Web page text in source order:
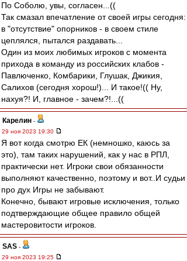
По Соболю, увы, согласен...((
Так смазал впечатление от своей игры сегодня:
в "отсутствие" опорников - в своем стиле
цеплялся, пытался раздавать...
Один из моих любимых игроков с момента
прихода в команду из российских клабов -
Павлюченко, Комбарики, Глушак, Джикия,
Салихов (сегодня хорош!)... И такое!(( Ну,
нахуя?! И, главное - зачем?!...((
Карелин -
29 ноя 2023 19:30
Я вот когда смотрю ЕК (немношко, каюсь за
это), там таких нарушений, как у нас в РПЛ,
практически нет. Игроки свои обязанности
выполняют качественно, поэтому и вот..И судьи
про дух Игры не забывают.
Конечно, бывают игровые исключения, только
подтверждающие общее правило общей
мастеровитости игроков.
SAS -
29 ноя 2023 19:25